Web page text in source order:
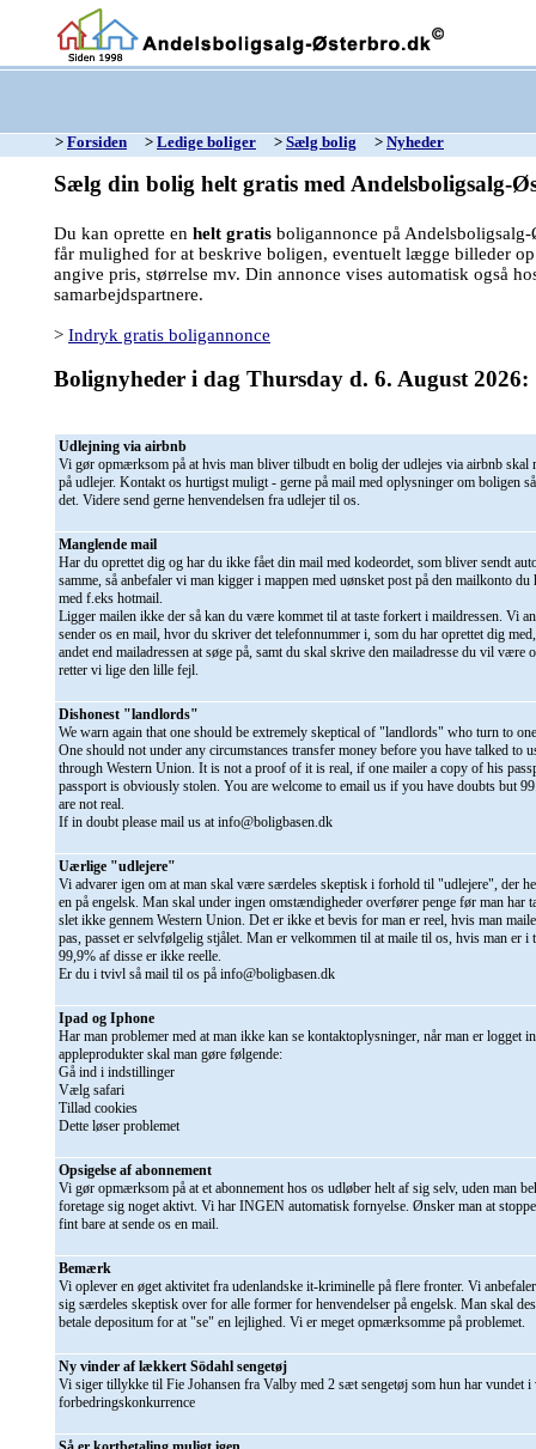
> Forsiden > Ledige boliger > Sælg bolig > Nyheder
Sælg din bolig helt gratis med Andelsboligsalg-
Du kan oprette en helt gratis boligannonce på
får mulighed for at beskrive boligen, eventuelt lægge billeder
angive pris, størrelse mv. Din annonce vises automatisk også
samarbejdspartnere.
> Indryk gratis boligannonce
Bolignyheder i dag Thursday d. 6. August 2026:
Udlejning via airbnb
Vi gør opmærksom på at hvis man bliver tilbudt en bolig der udlejes via airbnb skal
på udlejer. Kontakt os hurtigst muligt - gerne på mail med oplysninger om boligen
det. Videre send gerne henvendelsen fra udlejer til os.
Manglende mail
Har du oprettet dig og har du ikke fået din mail med kodeordet, som bliver sendt
samme, så anbefaler vi man kigger i mappen med uønsket post på den mailkonto du
med f.eks hotmail.
Ligger mailen ikke der så kan du være kommet til at taste forkert i maildressen. Vi
sender os en mail, hvor du skriver det telefonnummer i, som du har oprettet dig
andet end mailadressen at søge på, samt du skal skrive den mailadresse du vil være
retter vi lige den lille fejl.
Dishonest "landlords"
We warn again that one should be extremely skeptical of "landlords" who turn to
One should not under any circumstances transfer money before you have talked to
through Western Union. It is not a proof of it is real, if one mailer a copy of his
passport is obviously stolen. You are welcome to email us if you have doubts but
are not real.
If in doubt please mail us at info@boligbasen.dk
Uærlige "udlejere"
Vi advarer igen om at man skal være særdeles skeptisk i forhold til "udlejere", der
en på engelsk. Man skal under ingen omstændigheder overfører penge før man har
slet ikke gennem Western Union. Det er ikke et bevis for man er reel, hvis man
pas, passet er selvfølgelig stjålet. Man er velkommen til at maile til os, hvis man er i
99,9% af disse er ikke reelle.
Er du i tvivl så mail til os på info@boligbasen.dk
Ipad og Iphone
Har man problemer med at man ikke kan se kontaktoplysninger, når man er logget
appleprodukter skal man gøre følgende:
Gå ind i indstillinger
Vælg safari
Tillad cookies
Dette løser problemet
Opsigelse af abonnement
Vi gør opmærksom på at et abonnement hos os udløber helt af sig selv, uden man
foretage sig noget aktivt. Vi har INGEN automatisk fornyelse. Ønsker man at
fint bare at sende os en mail.
Bemærk
Vi oplever en øget aktivitet fra udenlandske it-kriminelle på flere fronter. Vi
sig særdeles skeptisk over for alle former for henvendelser på engelsk. Man skal
betale depositum for at "se" en lejlighed. Vi er meget opmærksomme på problemet.
Ny vinder af lækkert Södahl sengetøj
Vi siger tillykke til Fie Johansen fra Valby med 2 sæt sengetøj som hun har vundet i
forbedringskonkurrence